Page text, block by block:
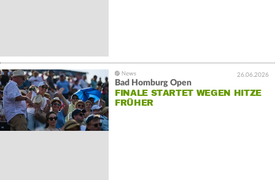
26.06.2026
Bad Homburg Open
FINALE STARTET WEGEN HITZE
FRÜHER